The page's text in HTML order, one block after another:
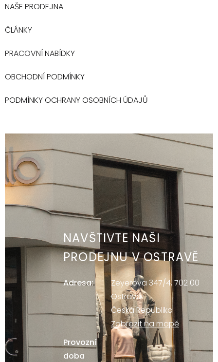
NAŠE PRODEJNA
ČLÁNKY
PRACOVNÍ NABÍDKY
OBCHODNÍ PODMÍNKY
PODMÍNKY OCHRANY OSOBNÍCH ÚDAJŮ
NAVŠTIVTE NAŠI
PRODEJNU V OSTRAVĚ
Adresa:
Zeyerova 347/4, 702 00
Ostrava
Česká Republika
Zobrazit na mapě
Provozní
doba